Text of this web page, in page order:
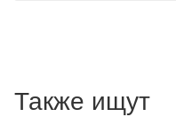
Также ищут